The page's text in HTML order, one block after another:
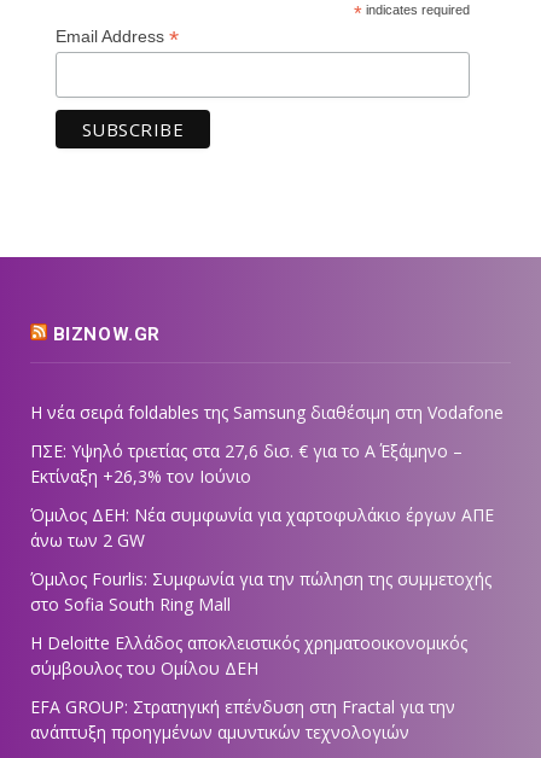
*indicates required
Email Address *
BIZNOW.GR
Η νέα σειρά foldables της Samsung διαθέσιμη στη Vodafone
ΠΣΕ: Υψηλό τριετίας στα 27,6 δισ. € για το Α΄ Εξάμηνο –
Εκτίναξη +26,3% τον Ιούνιο
Όμιλος ΔΕΗ: Νέα συμφωνία για χαρτοφυλάκιο έργων ΑΠΕ
άνω των 2 GW
Όμιλος Fourlis: Συμφωνία για την πώληση της συμμετοχής
στο Sofia South Ring Mall
Η Deloitte Ελλάδος αποκλειστικός χρηματοοικονομικός
σύμβουλος του Ομίλου ΔΕΗ
EFA GROUP: Στρατηγική επένδυση στη Fractal για την
ανάπτυξη προηγμένων αμυντικών τεχνολογιών